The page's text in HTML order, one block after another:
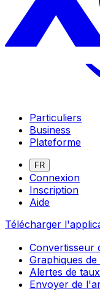
Particuliers
Business
Plateforme
FR
Connexion
Inscription
Aide
Télécharger
Convertisseur
Graphiques
Alertes de taux
Envoyer de